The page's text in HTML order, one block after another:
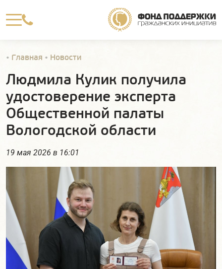

• Главная • Новости
Людмила Кулик получила
удостоверение эксперта
Общественной палаты
Вологодской области
19 мая 2026 в 16:01